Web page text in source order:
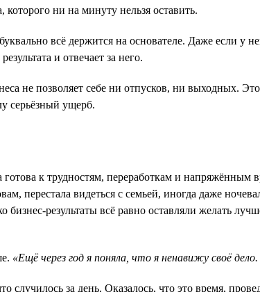
ни на минуту нельзя оставить.
всё держится на основателе. Даже если у
и отвечает за него.
не позволяет себе ни отпусков, ни выходных.
серьёзный ущерб.
к трудностям, переработкам и напряжённым
перестала видеться с семьей, иногда даже
результаты всё равно оставляли желать
«Ещё через год я поняла, что я ненавижу своё
случилось за день. Оказалось, что это время,